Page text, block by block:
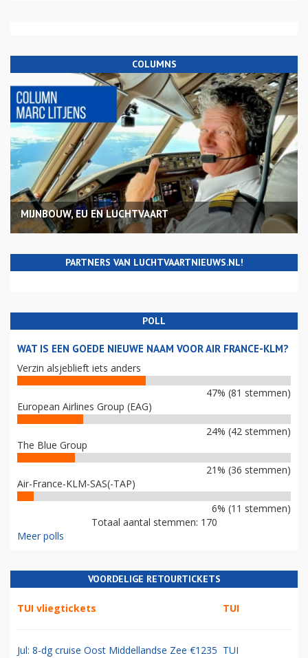
COLUMNS
MIJNBOUW, EU EN LUCHTVAART
PARTNERS VAN LUCHTVAARTNIEUWS.NL!
POLL
WAT IS EEN GOEDE NIEUWE NAAM VOOR AIR FRANCE-KLM?
Verzin alsjeblieft iets anders
47% (81 stemmen)
European Airlines Group (EAG)
24% (42 stemmen)
The Blue Group
21% (36 stemmen)
Air-France-KLM-SAS(-TAP)
6% (11 stemmen)
Totaal aantal stemmen: 170
Meer polls
VOORDELIGE RETOURTICKETS
TUI vliegtickets TUI
Jul: 8-dg cruise Oost Middellandse Zee €1235 TUI